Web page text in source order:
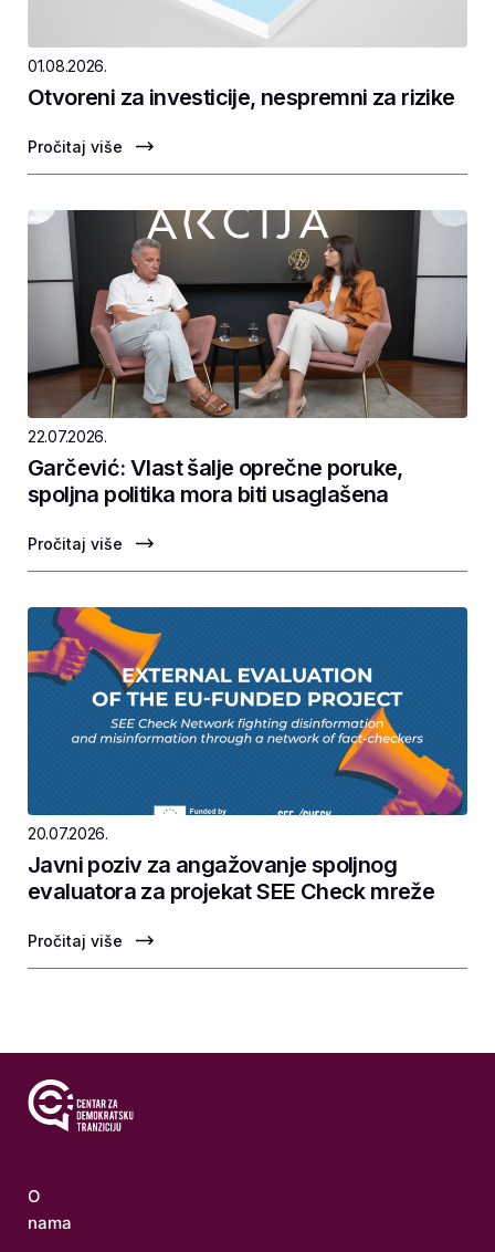
01.08.2026.
Otvoreni za investicije, nespremni za rizike
Pročitaj više
22.07.2026.
Garčević: Vlast šalje oprečne poruke,
spoljna politika mora biti usaglašena
Pročitaj više
20.07.2026.
Javni poziv za angažovanje spoljnog
evaluatora za projekat SEE Check mreže
Pročitaj više
O
nama